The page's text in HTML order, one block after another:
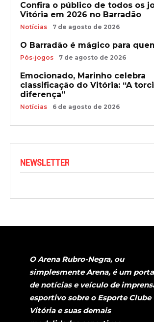
Confira o público de todos os
Vitória em 2026 no Barradão
Notícias 7 de agosto de 2026
O Barradão é mágico para
Pós-jogos 7 de agosto de 2026
Emocionado, Marinho celebra
classificação do Vitória: “A
diferença”
Notícias 6 de agosto de 2026
NEWSLETTER
O Arena Rubro-Negra, ou
simplesmente Arena, é um
de notícias e veículo de
esportivo sobre o Esporte Clube
Vitória e suas demais